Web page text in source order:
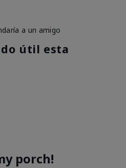
a un amigo
útil esta
porch!